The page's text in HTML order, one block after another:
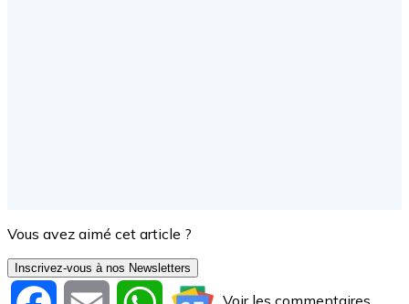
Vous avez aimé cet article ?
Inscrivez-vous à nos Newsletters
Voir les commentaires